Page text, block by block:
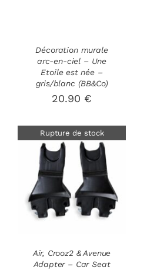
Décoration murale
arc-en-ciel – Une
Etoile est née –
gris/blanc (BB&Co)
20.90 €
Rupture de stock
DÉTAILS
Air, Crooz2 & Avenue
Adapter – Car Seat